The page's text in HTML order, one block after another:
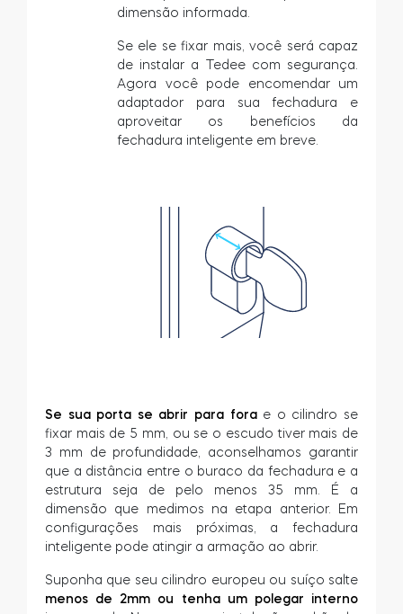
dimensão informada.
Se ele se fixar mais, você será capaz
de instalar a Tedee com segurança.
Agora você pode encomendar um
adaptador para sua fechadura e
aproveitar os benefícios da
fechadura inteligente em breve.
Se sua porta se abrir para forae o cilindro se
fixar mais de 5 mm, ou se o escudo tiver mais de
3 mm de profundidade, aconselhamos garantir
que a distância entre o buraco da fechadura e a
estrutura seja de pelo menos 35 mm. É a
dimensão que medimos na etapa anterior. Em
configurações mais próximas, a fechadura
inteligente pode atingir a armação ao abrir.
Suponha que seu cilindro europeu ou suíço salte
menos de 2mm ou tenha um polegar interno